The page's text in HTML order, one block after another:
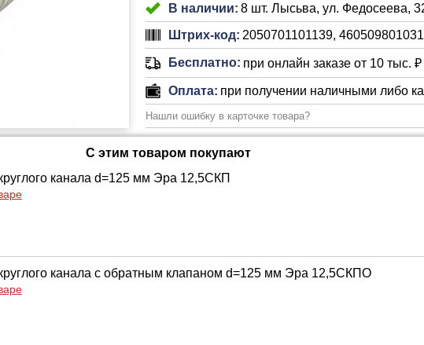
В наличии: 8 шт. Лысьва, ул. Федосеева,
Штрих-код: 2050701101139,
Бесплатно: при онлайн заказе от 10 тыс.
Оплата: при получении наличными либо
Нашли ошибку в карточке товара?
С этим товаром покупают
канала d=125 мм Эра 12,5СКП
канала с обратным клапаном d=125 мм Эра 12,5СКПО